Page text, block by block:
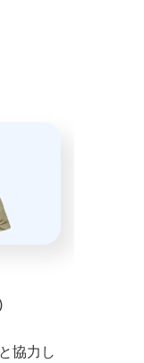
協力し